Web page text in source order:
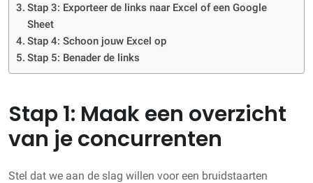
Stap 3: Exporteer de links naar Excel of een Google
Sheet
Stap 4: Schoon jouw Excel op
Stap 5: Benader de links
Stap 1: Maak een overzicht
van je concurrenten
Stel dat we aan de slag willen voor een bruidstaarten